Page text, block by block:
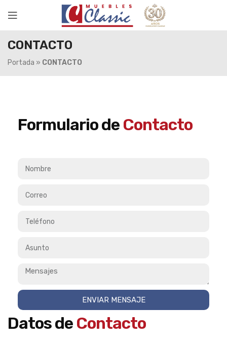
CONTACTO
Portada » CONTACTO
Formulario de Contacto
ENVIAR MENSAJE
Datos de Contacto